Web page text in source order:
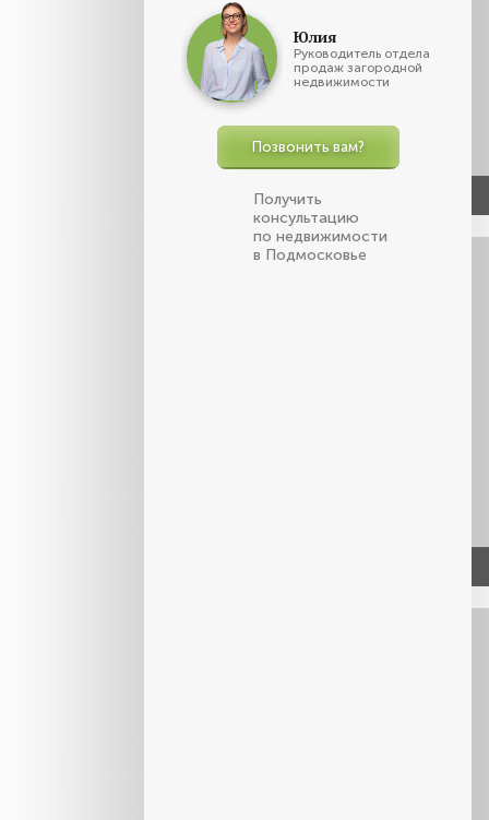
Юлия
Руководитель отдела
продаж загородной
недвижимости
Позвонить вам?
Получить
консультацию
по недвижимости
в Подмосковье